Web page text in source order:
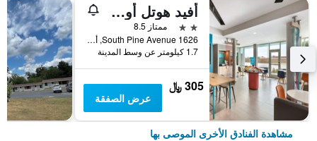
أفيد هوتل أوكالا داون تاونا باي آيتش جي
2 نجمتين
ممتاز 8.5
1626 South Pine Avenue, أوكالا, FL, الولايات المتحدة الأميريكية
1.7 كيلومتر عن وسط المدينة
305 ﷼
عرض الصفقة
مشاهدة الفنادق الأخرى الموصى بها